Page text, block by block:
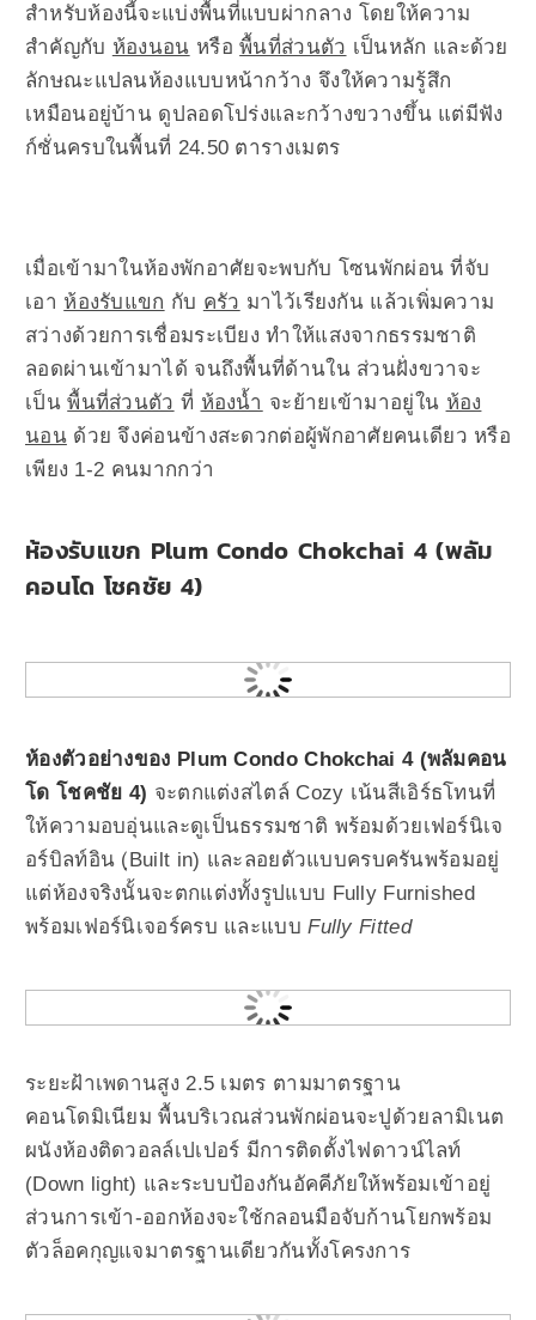
สำหรับห้องนี้จะแบ่งพื้นที่แบบผ่ากลาง โดยให้ความ
สำคัญกับ ห้องนอน หรือพื้นที่ส่วนตัว เป็นหลัก และด้วย
ลักษณะแปลนห้องแบบหน้ากว้าง จึงให้ความรู้สึก
เหมือนอยู่บ้าน ดูปลอดโปร่งและกว้างขวางขึ้น แต่มีฟัง
ก์ชั่นครบในพื้นที่ 24.50 ตารางเมตร
เมื่อเข้ามาในห้องพักอาศัยจะพบกับ โซนพักผ่อน ที่จับ
เอา ห้องรับแขก กับ ครัว มาไว้เรียงกัน แล้วเพิ่มความ
สว่างด้วยการเชื่อมระเบียง ทำให้แสงจากธรรมชาติ
ลอดผ่านเข้ามาได้ จนถึงพื้นที่ด้านใน ส่วนฝั่งขวาจะ
เป็นพื้นที่ส่วนตัว ที่ ห้องน้ำ จะย้ายเข้ามาอยู่ใน ห้อง
นอนด้วย จึงค่อนข้างสะดวกต่อผู้พักอาศัยคนเดียว หรือ
เพียง 1-2 คนมากกว่า
ห้องรับแขก Plum Condo Chokchai 4 (พลัม
คอนโด โชคชัย 4)
ห้องตัวอย่างของ Plum Condo Chokchai 4 (พลัมคอน
โด โชคชัย 4) จะตกแต่งสไตล์ Cozy เน้นสีเอิร์ธโทนที่
ให้ความอบอุ่นและดูเป็นธรรมชาติ พร้อมด้วยเฟอร์นิเจ
อร์บิลท์อิน (ฺBuilt in) และลอยตัวแบบครบครันพร้อมอยู่
แต่ห้องจริงนั้นจะตกแต่งทั้งรูปแบบ Fully Furnished
พร้อมเฟอร์นิเจอร์ครบ และแบบFully Fitted
ระยะฝ้าเพดานสูง 2.5 เมตร ตามมาตรฐาน
คอนโดมิเนียม พื้นบริเวณส่วนพักผ่อนจะปูด้วยลามิเนต
ผนังห้องติดวอลล์เปเปอร์ มีการติดตั้งไฟดาวน์ไลท์
(Down light) และระบบป้องกันอัคคีภัยให้พร้อมเข้าอยู่
ส่วนการเข้า-ออกห้องจะใช้กลอนมือจับก้านโยกพร้อม
ตัวล็อคกุญแจมาตรฐานเดียวกันทั้งโครงการ